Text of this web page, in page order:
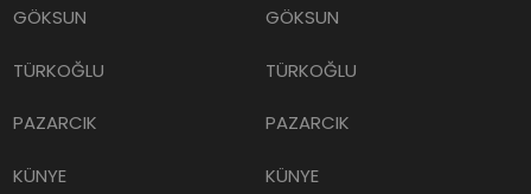
GÖKSUN
TÜRKOĞLU
PAZARCIK
KÜNYE
GÖKSUN
TÜRKOĞLU
PAZARCIK
KÜNYE